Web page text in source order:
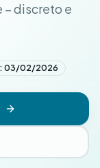
discreto e
03/02/2026